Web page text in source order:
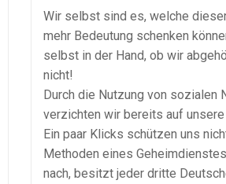
Wir selbst sind es, welche
mehr Bedeutung schenken
selbst in der Hand, ob wir
nicht!
Durch die Nutzung von sozialen
verzichten wir bereits auf unsere
Ein paar Klicks schützen uns
Methoden eines
nach, besitzt jeder dritte